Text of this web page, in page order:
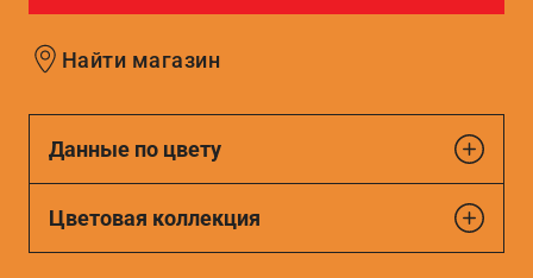
Найти магазин
Данные по цвету
Цветовая коллекция